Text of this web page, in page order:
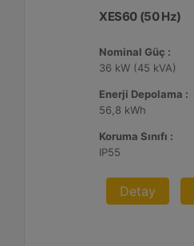
XES60 (50 Hz)
Nominal Güç :
36 kW (45 kVA)
Enerji Depolama :
56,8 kWh
Koruma Sınıfı :
IP55
Detay